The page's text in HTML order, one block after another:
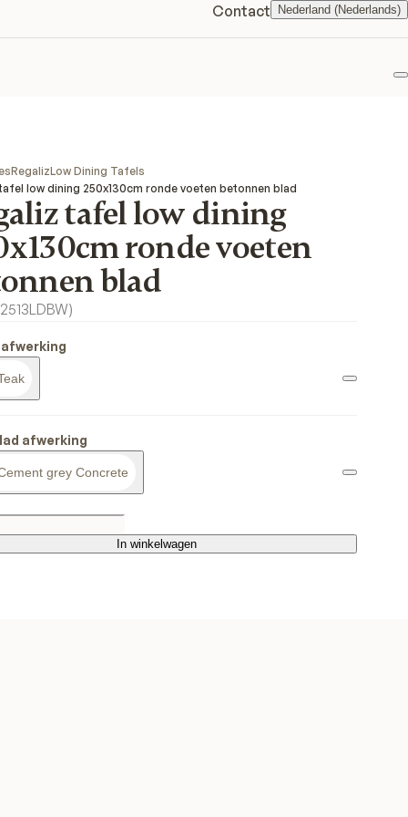
Contact Nederland (Nederlands)
RegalizLow Dining Tafels
low dining 250x130cm ronde voeten betonnen blad
tafel low dining
ronde voeten
blad
)
afwerking
grey Concrete
In winkelwagen
In winkelwagen